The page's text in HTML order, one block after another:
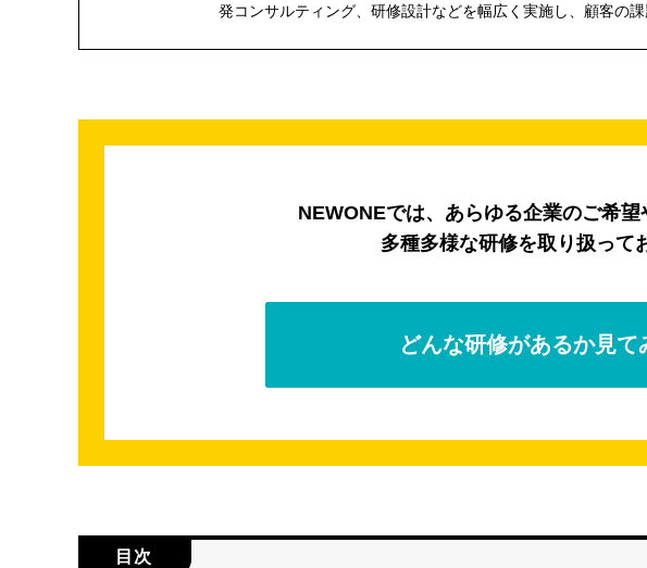
width="104"
発コンサルティング、研修設計などを幅広く実施し、顧客の課
NEWONEでは、あらゆる企業のご希
多種多様な研修を取り扱って
どんな研修があるか見て
目次